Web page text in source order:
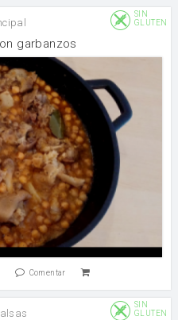
SIN
GLUTEN
garbanzos
Comentar
SIN
GLUTEN